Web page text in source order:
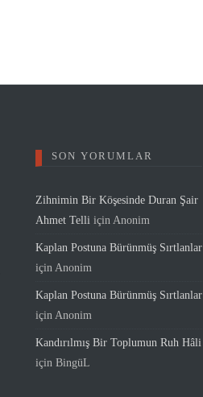
SON YORUMLAR
Zihnimin Bir Köşesinde Duran Şair
Ahmet Telli içinAnonim
Kaplan Postuna Bürünmüş Sırtlanlar
içinAnonim
Kaplan Postuna Bürünmüş Sırtlanlar
içinAnonim
Kandırılmış Bir Toplumun Ruh Hâli
için BingüL